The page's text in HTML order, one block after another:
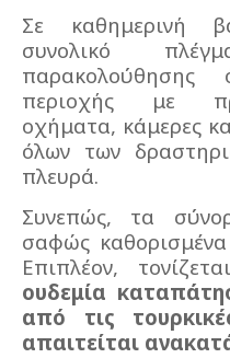
Σε καθημερινή
συνολικό
περιοχής με
οχήματα, κάμερες
όλων των
πλευρά.
Συνεπώς, τα
σαφώς
Επιπλέον,
ουδεμία
από τις
απαιτείται